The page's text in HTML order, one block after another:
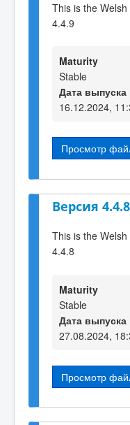
This is the
4.4.9
Maturity
Stable
Дата выпуска
16.12.2024,
Просмотр
Версия
This is the
4.4.8
Maturity
Stable
Дата выпуска
27.08.2024,
Просмотр